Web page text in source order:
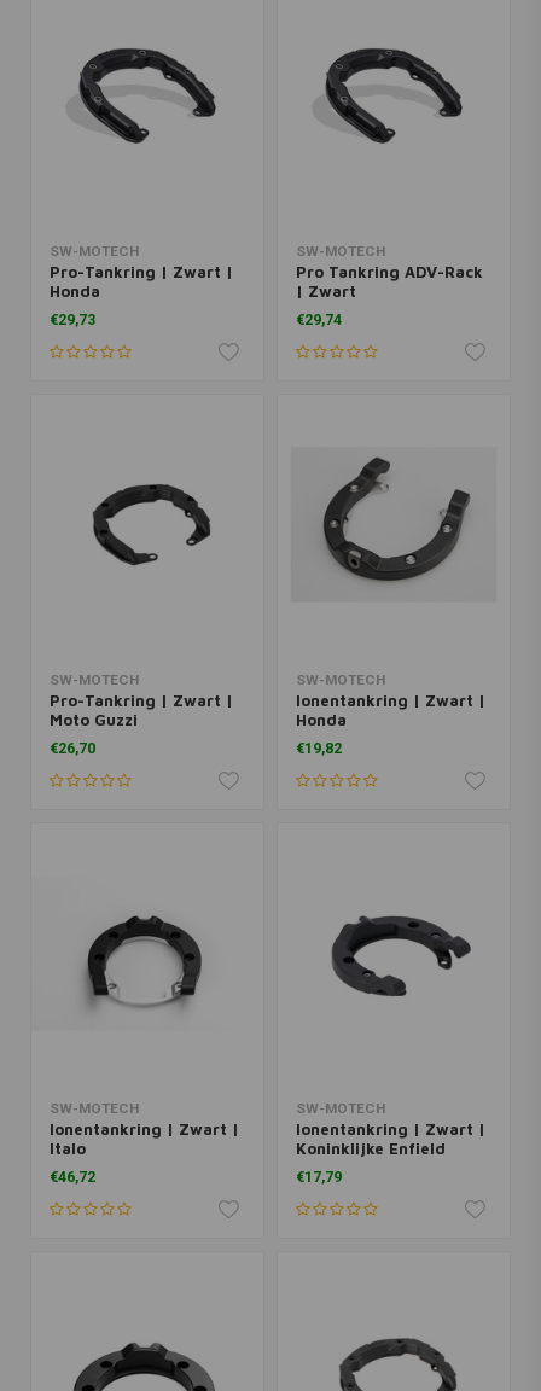
SW-MOTECH
Pro-Tankring | Zwart |
Honda
€29,73
SW-MOTECH
Pro Tankring ADV-Rack
| Zwart
€29,74
SW-MOTECH
Pro-Tankring | Zwart |
Moto Guzzi
€26,70
SW-MOTECH
Ionentankring | Zwart |
Honda
€19,82
SW-MOTECH
Ionentankring | Zwart |
Italo
€46,72
SW-MOTECH
Ionentankring | Zwart |
Koninklijke Enfield
€17,79